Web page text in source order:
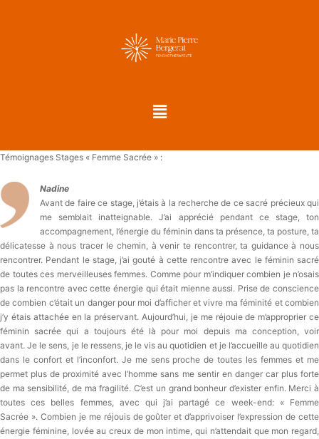
Témoignages Stages « Femme Sacrée » :
Nadine
Avant de faire ce stage, j’étais à la recherche de ce sacré précieux qui
me semblait inatteignable. J’ai apprécié pendant ce stage, ton
accompagnement, l’énergie du féminin dans ta présence, ta posture, ta
délicatesse à nous tracer le chemin, à venir te rencontrer, ta guidance à nous
rencontrer. Pendant le stage, j’ai gouté à cette rencontre avec le féminin sacré
de toutes ces merveilleuses femmes. Comme pour m’indiquer combien je n’osais
pas la rencontre avec cette énergie qui était mienne aussi. Prise de conscience
de combien c’était un danger pour moi d’afficher et vivre ma féminité et combien
j’y étais attachée en la préservant. Aujourd’hui, je me réjouie de m’approprier ce
féminin sacrée qui a toujours été là pour moi depuis ma conception, voir
avant. Je le sens, je le ressens, je le vis au quotidien et je l’accueille au quotidien
dans le confort et l’inconfort. Je me sens proche de toutes les femmes et me
permet plus de proximité avec l’homme sans me sentir en danger car plus forte
de ma sensibilité, de ma fragilité. C’est un grand bonheur d’exister enfin. Merci à
toutes ces belles femmes, avec qui j’ai partagé ce week-end: « Femme
Sacrée ». Combien je me réjouis de goûter et d’apprivoiser l’expression de cette
énergie féminine, lovée au creux de mon intime, qui n’attendait que mon regard,